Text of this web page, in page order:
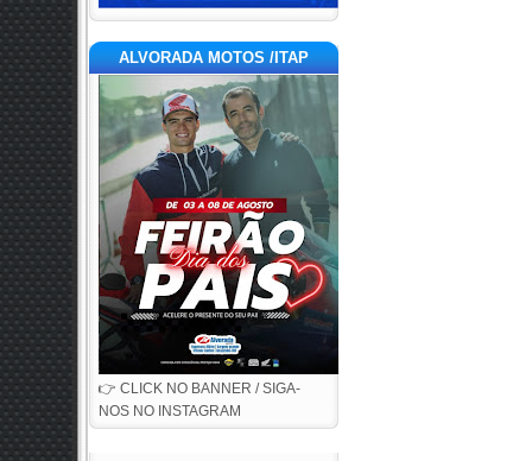
ALVORADA MOTOS /ITAP
👉 CLICK NO BANNER / SIGA-
NOS NO INSTAGRAM